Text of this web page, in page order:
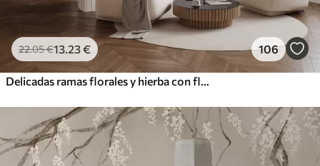
22.05€13.23€ 106
Delicadas ramas florales y hierba con flores blancas, grises y beige que caen en cascada sobre un fondo claro